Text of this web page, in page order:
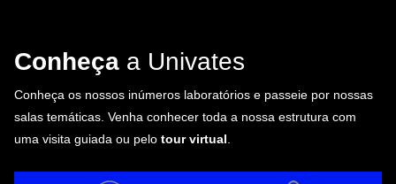
Conheça a Univates
Conheça os nossos inúmeros laboratórios e passeie por nossas
salas temáticas. Venha conhecer toda a nossa estrutura com
uma visita guiada ou pelo tour virtual.